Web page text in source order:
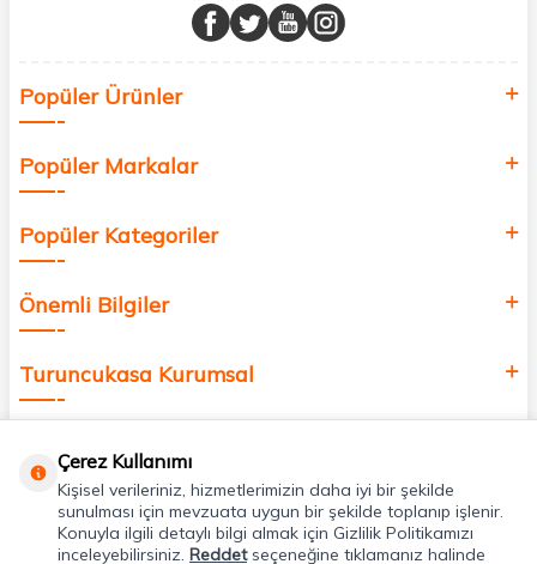
buluşturuyor ve online alışveriş deneyiminizi en iyi hale getiriyoruz.
Sağlık, güzellik ve iyi yaşam için aradığınız her şey burada!
değer katmak için bize katılın!
Popüler Ürünler
Popüler Markalar
Popüler Kategoriler
Önemli Bilgiler
Turuncukasa Kurumsal
Uygulamalarımız
Çerez Kullanımı
Kişisel verileriniz, hizmetlerimizin daha iyi bir şekilde
sunulması için mevzuata uygun bir şekilde toplanıp işlenir.
Konuyla ilgili detaylı bilgi almak için Gizlilik Politikamızı
inceleyebilirsiniz. Reddetseçeneğine tıklamanız halinde